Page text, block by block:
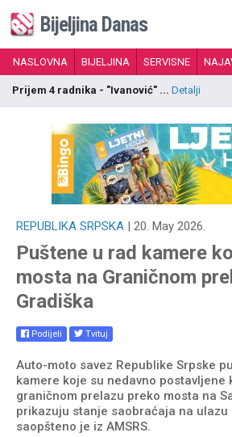
Bijeljina Danas
NASLOVNA BIJELJINA SERVISNE
Prijem 4 radnika - "Ivanović" ... Detalji
REPUBLIKA SRPSKA | 20. May 2026.
Puštene u rad kamere
mosta na Graničnom
Gradiška
Podijeli Tvituj
Auto-moto savez Republike Srpske
kamere koje su nedavno postavljene
graničnom prelazu preko mosta na
prikazuju stanje saobraćaja na ulazu
saopšteno je iz AMSRS.